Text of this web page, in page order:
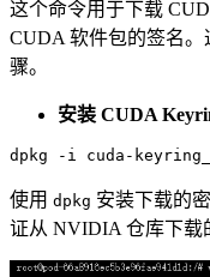
这个命令用于下载
CUDA 软件包的签名
骤。
安装 CUDA
使用 dpkg 安装下载的
证从 NVIDIA 仓库下载